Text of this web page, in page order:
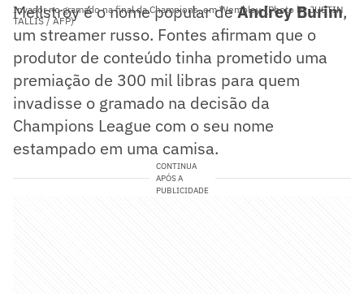
Invasor no gramado na final da Champions, em Wembley. (Photo by JUSTIN
TALLIS / AFP)
Mellstroy é o nome popular deAndrey Burim,
um streamer russo. Fontes afirmam que o
produtor de conteúdo tinha prometido uma
premiação de 300 mil libras para quem
invadisse o gramado na decisão da
Champions League com o seu nome
estampado em uma camisa.
CONTINUA
APÓS A
PUBLICIDADE